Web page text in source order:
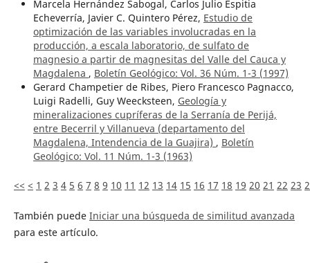
Marcela Hernández Sabogal, Carlos Julio Espitia
Echeverría, Javier C. Quintero Pérez, Estudio de
optimización de las variables involucradas en la
producción, a escala laboratorio, de sulfato de
magnesio a partir de magnesitas del Valle del Cauca y
Magdalena , Boletín Geológico: Vol. 36 Núm. 1-3 (1997)
Gerard Champetier de Ribes, Piero Francesco Pagnacco,
Luigi Radelli, Guy Weecksteen, Geología y
mineralizaciones cupríferas de la Serranía de Perijá,
entre Becerril y Villanueva (departamento del
Magdalena, Intendencia de la Guajira) , Boletín
Geológico: Vol. 11 Núm. 1-3 (1963)
<< < 1 2 3 4 5 6 7 8 9 10 11 12 13 14 15 16 17 18 19 20 21 22 23
También puede Iniciar una búsqueda de similitud avanzada
para este artículo.